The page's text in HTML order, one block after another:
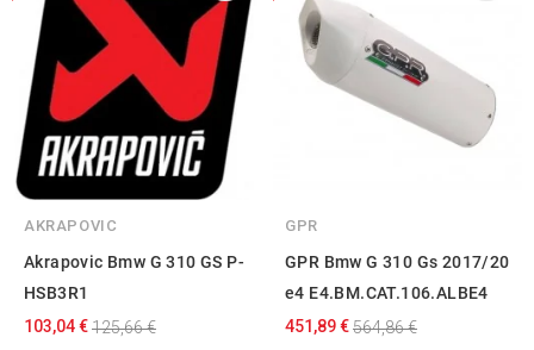
AKRAPOVIC
Akrapovic Bmw G 310 GS P-
HSB3R1
103,04 €125,66 €
GPR
GPR Bmw G 310 Gs 2017/20
e4 E4.BM.CAT.106.ALBE4
451,89 €564,86 €